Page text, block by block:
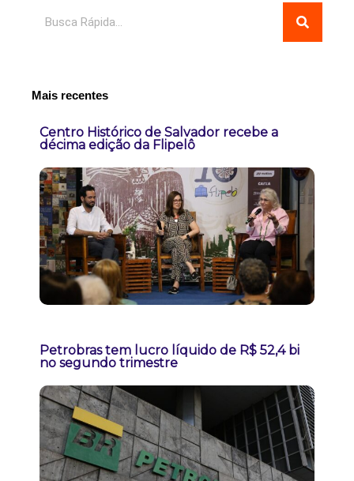
Mais recentes
Centro Histórico de Salvador recebe a
décima edição da Flipelô
Petrobras tem lucro líquido de R$ 52,4 bi
no segundo trimestre